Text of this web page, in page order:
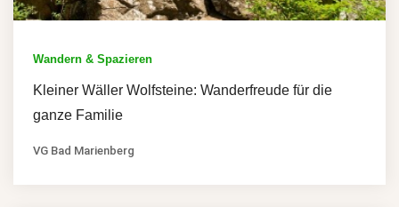
Wandern & Spazieren
Kleiner Wäller Wolfsteine: Wanderfreude für die
ganze Familie
VG Bad Marienberg